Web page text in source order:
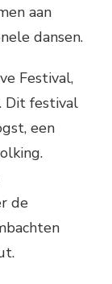
aan
dansen.
Festival,
Dit festival
een
de